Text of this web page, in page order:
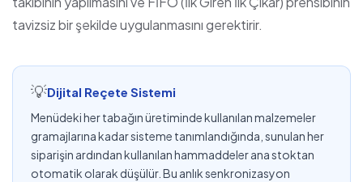
tavizsiz bir şekilde uygulanmasını gerektirir.
💡Dijital Reçete Sistemi
Menüdeki her tabağın üretiminde kullanılan malzemeler
gramajlarına kadar sisteme tanımlandığında, sunulan her
siparişin ardından kullanılan hammaddeler ana stoktan
otomatik olarak düşülür. Bu anlık senkronizasyon